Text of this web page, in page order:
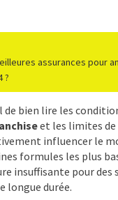
assurances pour
?
bien lire les
et les limites
influencer le
formules les plus
insuffisante pour des
longue durée.